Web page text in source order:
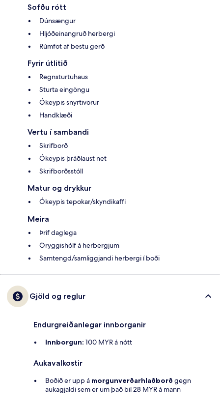
Sofðu rótt
Dúnsængur
Hljóðeinangruð herbergi
Rúmföt af bestu gerð
Fyrir útlitið
Regnsturtuhaus
Sturta eingöngu
Ókeypis snyrtivörur
Handklæði
Vertu í sambandi
Skrifborð
Ókeypis þráðlaust net
Skrifborðsstóll
Matur og drykkur
Ókeypis tepokar/skyndikaffi
Meira
Þrif daglega
Öryggishólf á herbergjum
Samtengd/samliggjandi herbergi í boði
Gjöld og reglur
Endurgreiðanlegar innborganir
Innborgun: 100 MYR á nótt
Aukavalkostir
Boðið er upp á morgunverðarhlaðborð gegn
aukagjaldi sem er um það bil 28 MYR á mann